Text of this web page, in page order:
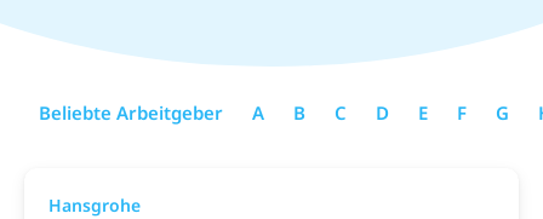
Beliebte Arbeitgeber A B C D E F G
Hansgrohe